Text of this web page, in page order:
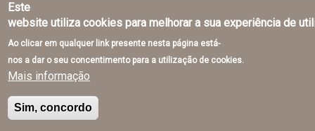
Este
website utiliza cookies para melhorar a sua experiência de
Ao clicar em qualquer link presente nesta página está-
nos a dar o seu concentimento para a utilização de cookies.
Mais informação
Sim, concordo